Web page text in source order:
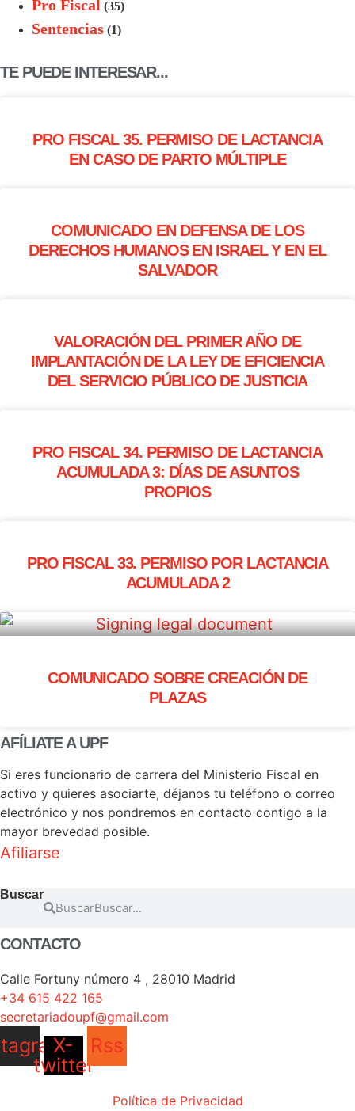
Pro Fiscal (35)
Sentencias (1)
TE PUEDE INTERESAR...
PRO FISCAL 35. PERMISO DE LACTANCIA
EN CASO DE PARTO MÚLTIPLE
COMUNICADO EN DEFENSA DE LOS
DERECHOS HUMANOS EN ISRAEL Y EN EL
SALVADOR
VALORACIÓN DEL PRIMER AÑO DE
IMPLANTACIÓN DE LA LEY DE EFICIENCIA
DEL SERVICIO PÚBLICO DE JUSTICIA
PRO FISCAL 34. PERMISO DE LACTANCIA
ACUMULADA 3: DÍAS DE ASUNTOS
PROPIOS
PRO FISCAL 33. PERMISO POR LACTANCIA
ACUMULADA 2
COMUNICADO SOBRE CREACIÓN DE
PLAZAS
AFÍLIATE A UPF
Si eres funcionario de carrera del Ministerio Fiscal en
activo y quieres asociarte, déjanos tu teléfono o correo
electrónico y nos pondremos en contacto contigo a la
mayor brevedad posible.
Afiliarse
Buscar
Buscar
CONTACTO
Calle Fortuny número 4 , 28010 Madrid
+34 615 422 165
secretariadoupf@gmail.com
X-
twitter
Rss
Política de Privacidad